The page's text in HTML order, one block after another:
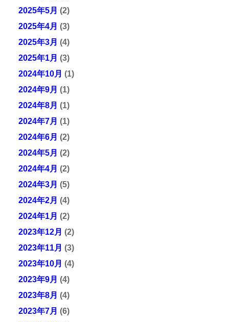
2025年5月 (2)
2025年4月 (3)
2025年3月 (4)
2025年1月 (3)
2024年10月 (1)
2024年9月 (1)
2024年8月 (1)
2024年7月 (1)
2024年6月 (2)
2024年5月 (2)
2024年4月 (2)
2024年3月 (5)
2024年2月 (4)
2024年1月 (2)
2023年12月 (2)
2023年11月 (3)
2023年10月 (4)
2023年9月 (4)
2023年8月 (4)
2023年7月 (6)